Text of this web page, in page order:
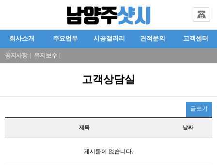
회사소개 주요업무 시공갤러리 견적문의 고객센터
공지사항| 유지보수|
고객상담실
글쓰기
제목 날짜
게시물이 없습니다.